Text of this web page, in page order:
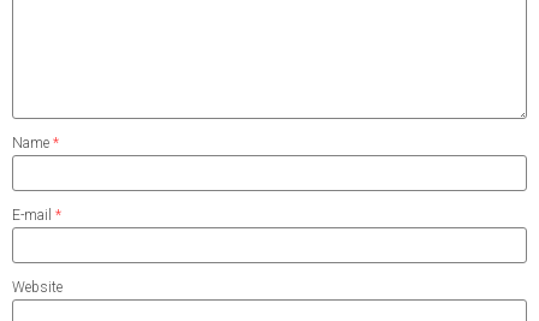
Name *
E-mail *
Website